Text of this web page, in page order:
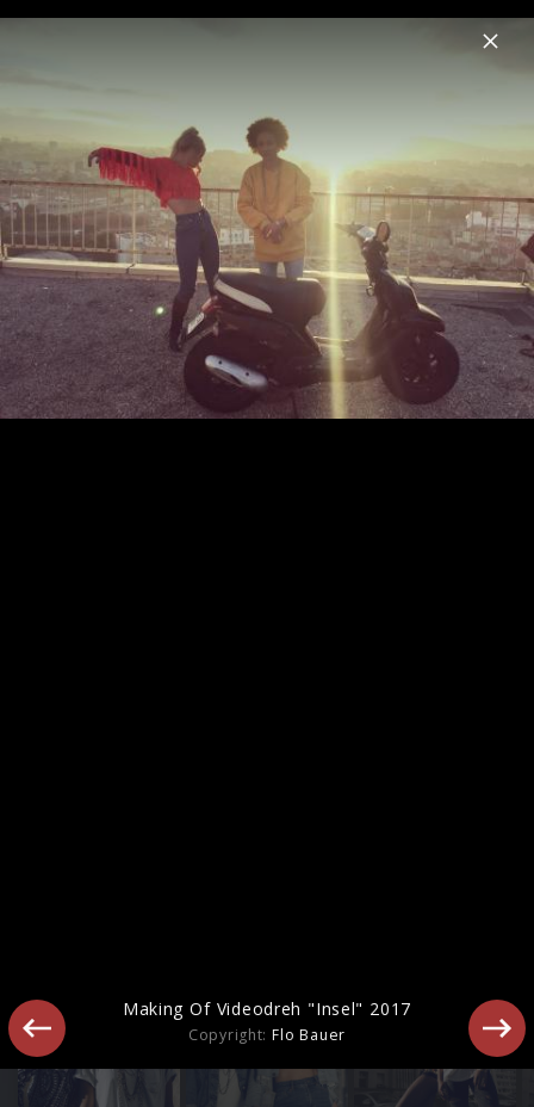
Menu
Chefboss
Home News Musik Videos Fotos Biografie
Making Of Videodreh "Insel" 2017
Making Of Videodreh "Insel" 2017
Copyright:Flo Bauer